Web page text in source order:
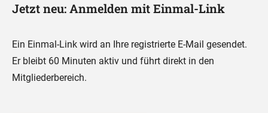
Jetzt neu: Anmelden mit Einmal-Link
Ein Einmal-Link wird an Ihre registrierte E-Mail gesendet.
Er bleibt 60 Minuten aktiv und führt direkt in den
Mitgliederbereich.